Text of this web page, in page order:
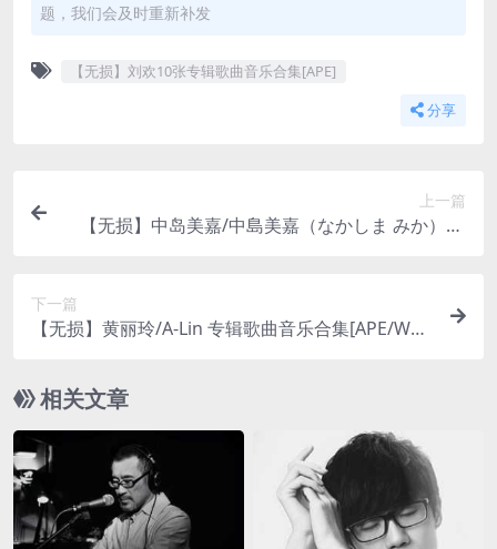
题，我们会及时重新补发
【无损】刘欢10张专辑歌曲音乐合集[APE]
分享
上一篇
【无损】中岛美嘉/中島美嘉（なかしま みか）11
下一篇
【无损】黄丽玲/A-Lin 专辑歌曲音乐合集[APE/WA
相关文章